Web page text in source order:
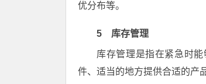
优分布等。
5 库存管理
库存管理是指在紧急时
件、适当的地方提供合适的产